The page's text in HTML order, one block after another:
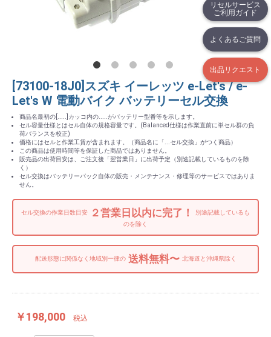
リセルサービス
ご利用ガイド
よくあるご質問
出品リクエスト
[73100-18J0]スズキ イーレッツ e-Let's / e-
Let's W 電動バイク バッテリーセル交換
商品名最初の[.....]カッコ内の.....がバッテリー型番等を示します。
セル容量仕様とはセル自体の規格容量です。(Balanced仕様は作業直前に単セル群の負
荷バランスを校正)
価格にはセルと作業工賃が含まれます。（商品名に「...セル交換」がつく商品）
この商品は使用時間等を保証した商品ではありません。
販売品の出荷目安は、ご注文後「翌営業日」に出荷予定（別途記載しているものを除
く）
セル交換はバッテリーパック自体の販売・メンテナンス・修理等のサービスではありま
せん。
セル交換の作業日数目安 ２営業日以内に完了！
別途記載しているも
のを除く
配送形態に関係なく地域別一律の送料無料〜 北海道と沖縄県除く
￥198,000 税込